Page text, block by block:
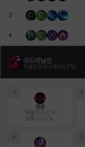
3
4
아드레날린
픽률 0.0% 승률 40.0%
1
광분
픽률
승률
100.0%
40.0%
2
4 5